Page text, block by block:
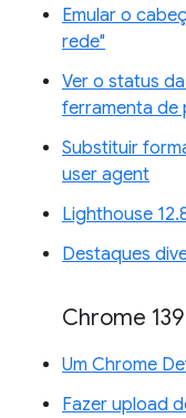
Emular o
rede"
Ver o status
ferramenta de
Substituir
user agent
Lighthouse
Destaques
Chrome 139
Um Chrome
Fazer upload